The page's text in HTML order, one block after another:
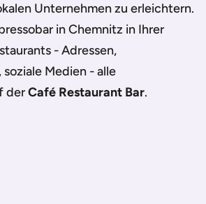
Unternehmen zu erleichtern.
in Chemnitz in Ihrer
- Adressen,
Medien - alle
derCafé Restaurant Bar.